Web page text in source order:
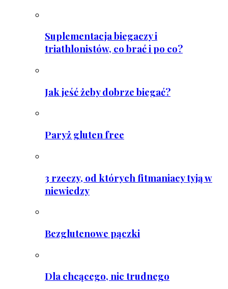
Suplementacja biegaczy i
triathlonistów, co brać i po co?
Jak jeść żeby dobrze biegać?
Paryż gluten free
3 rzeczy, od których fitmaniacy tyją w
niewiedzy
Bezglutenowe pączki
Dla chcącego, nic trudnego